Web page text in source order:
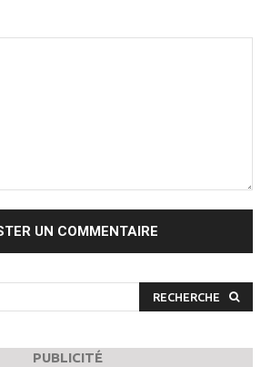
RECHERCHE
PUBLICITÉ